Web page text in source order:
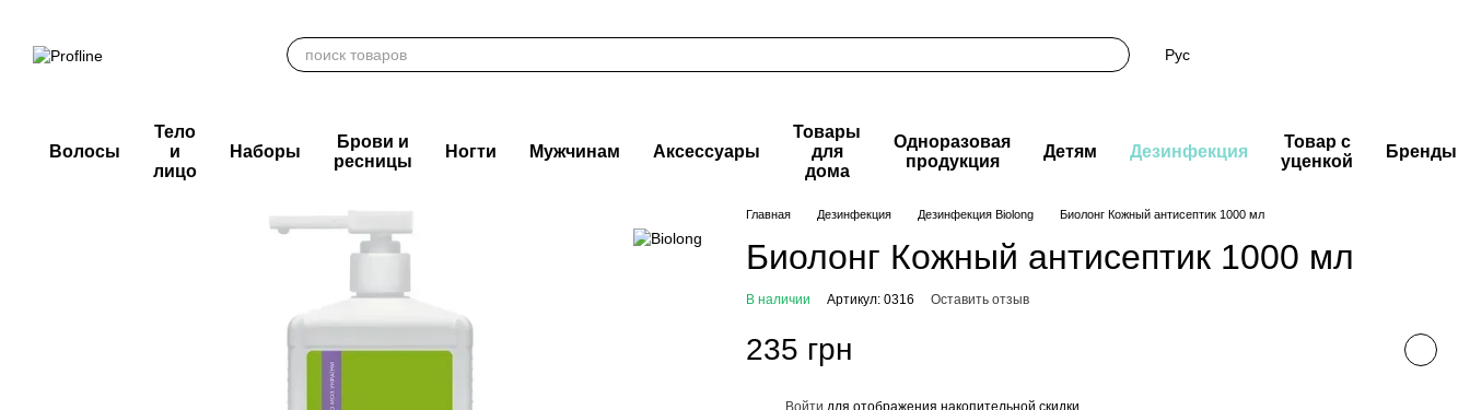
Рус
Волосы
Тело
и
лицо
Наборы
Брови и
ресницы
Ногти Мужчинам Аксессуары
Товары
для
дома
Одноразовая
продукция
Детям Дезинфекция
Товар с
уценкой
Бренды
Главная Дезинфекция Дезинфекция Biolong Биолонг Кожный антисептик 1000 мл
Биолонг Кожный антисептик 1000 мл
В наличии Артикул: 0316 Оставить отзыв
235 грн
Войти для отображения накопительной скидки